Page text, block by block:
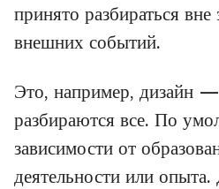
принято разбираться
внешних событий.
Это, например, дизайн
разбираются все. По
зависимости от
деятельности или опыта.